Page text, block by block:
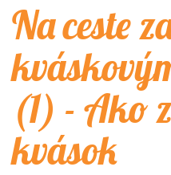
Na ceste
(1) - Ako
kvások